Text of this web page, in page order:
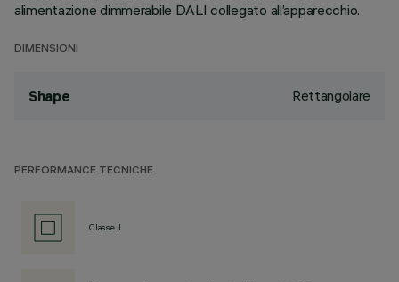
alimentazione dimmerabile DALI collegato all’apparecchio.
DIMENSIONI
Shape Rettangolare
PERFORMANCE TECNICHE
Classe II